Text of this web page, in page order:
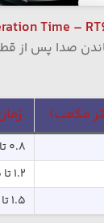
صدا پس از
مکعب)
۰.۸ تا ۱.۲
۱.۲ تا ۱.۵
۱.۵ تا ۱.۸